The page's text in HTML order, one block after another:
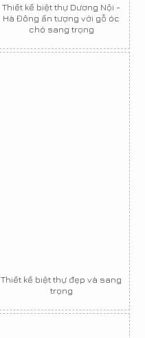
Thiết kế biệt thự Dương Nội -
Hà Đông ấn tượng với gỗ óc
chó sang trọng
Thiết kế biệt thự đẹp và sang
trọng